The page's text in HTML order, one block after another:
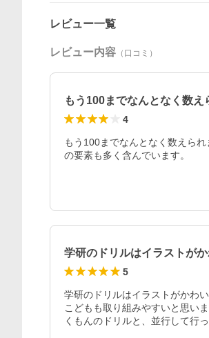
レビュー一覧
レビュー内容 （口コミ）
もう100までなんとなく数
4
もう100までなんとなく数えら
の要素も多く含んでいます。
学研のドリルはイラストが
5
学研のドリルはイラストがかわ
こどもも取り組みやすいと思いま
くもんのドリルと、並行して行っ